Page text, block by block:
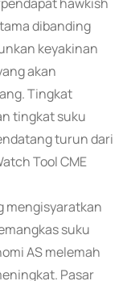
dibanding
keyakinan
akan
Tingkat
tingkat suku
turun dari
Tool CME
mengisyaratkan
suku
AS melemah
Pasar